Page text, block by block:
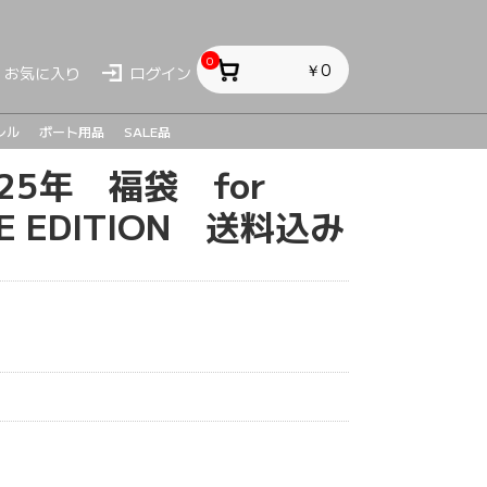
お気に入り ログイン
0 ￥0
ル ボート用品 SALE品
年 福袋 for
EDITION 送料込み